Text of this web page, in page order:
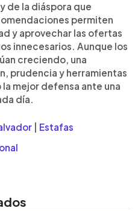
de la diáspora que
permiten
y aprovechar las ofertas
innecesarios. Aunque los
creciendo, una
prudencia y herramientas
mejor defensa ante una
día.
Estafas